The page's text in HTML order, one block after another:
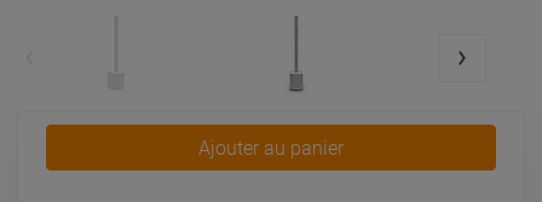
Ajouter au panier